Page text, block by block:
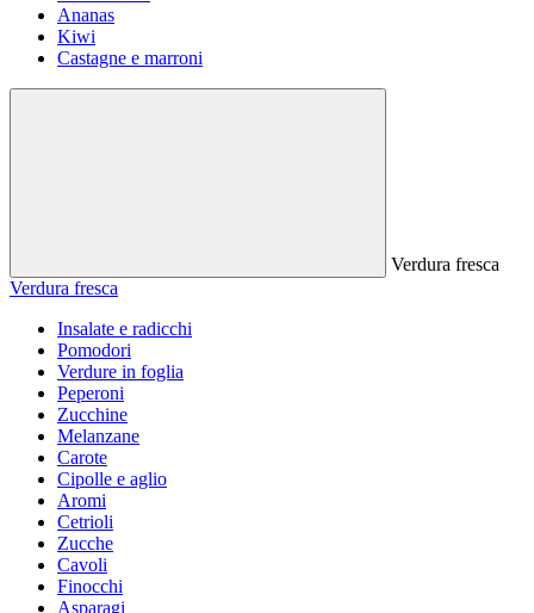
Ananas
Kiwi
Castagne e marroni
Verdura fresca
Verdura fresca
Insalate e radicchi
Pomodori
Verdure in foglia
Peperoni
Zucchine
Melanzane
Carote
Cipolle e aglio
Aromi
Cetrioli
Zucche
Cavoli
Finocchi
Asparagi